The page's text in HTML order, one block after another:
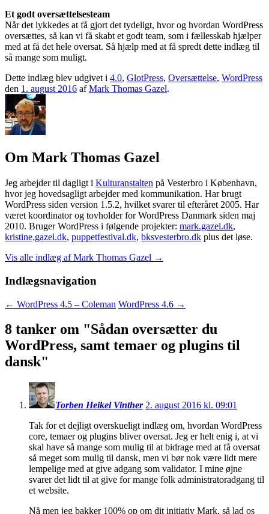
Et godt oversættelsesteam
Når det lykkedes at få gjort det tydeligt, hvor og hvordan WordPress
oversættes, så kan vi få skabt et godt team, som i fællesskab hjælper
med at få det hele oversat. Så hjælp med at få spredt dette indlæg til
så mange som muligt.
Dette indlæg blev udgivet i 4.0, GlotPress, Oversættelse, WordPress
den 1. august 2016 afMark Thomas Gazel.
Om Mark Thomas Gazel
Jeg arbejder til dagligt i Kulturanstalten på Vesterbro i København,
hvor jeg hovedsagligt arbejder med kommunikation. Har brugt
WordPress siden version 1.5.2, hvilket svarer til efteråret 2005. Har
været koordinator og tovholder for WordPress Danmark siden maj
2010. Bruger WordPress i følgende projekter: mark.gazel.dk,
kristine,gazel.dk, puppetfestival.dk, bksvesterbro.dk plus det løse.
Vis alle indlæg af Mark Thomas Gazel →
Indlægsnavigation
← WordPress 4.5 – Coleman WordPress 4.6 →
8 tanker om "Sådan oversætter du
WordPress, samt temaer og plugins til
dansk"
Torben Heikel Vinther 2. august 2016 kl. 09:01
Tak for et dejligt overskueligt indlæg om, hvordan WordPress
core, temaer og plugins bliver oversat. Jeg er helt enig i, at vi
skal have så mange som mulig til at bidrage med at få oversat
så meget som mulig til dansk, men vi bør nok være lidt mere
lempelige med at give adgang som validator. I mine øjne
svarer det lidt til at give for mange folk administratoradgang til
et website.
Nå men jeg bakker 100% op om dit initiativ Mark, så lad os